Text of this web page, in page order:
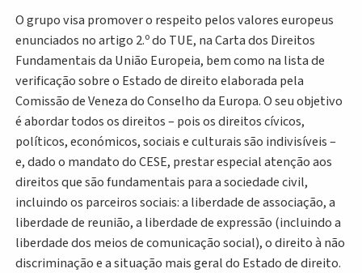
O grupo visa promover o respeito pelos valores europeus
enunciados no artigo 2.º do TUE, na Carta dos Direitos
Fundamentais da União Europeia, bem como na lista de
verificação sobre o Estado de direito elaborada pela
Comissão de Veneza do Conselho da Europa. O seu objetivo
é abordar todos os direitos – pois os direitos cívicos,
políticos, económicos, sociais e culturais são indivisíveis –
e, dado o mandato do CESE, prestar especial atenção aos
direitos que são fundamentais para a sociedade civil,
incluindo os parceiros sociais: a liberdade de associação, a
liberdade de reunião, a liberdade de expressão (incluindo a
liberdade dos meios de comunicação social), o direito à não
discriminação e a situação mais geral do Estado de direito.